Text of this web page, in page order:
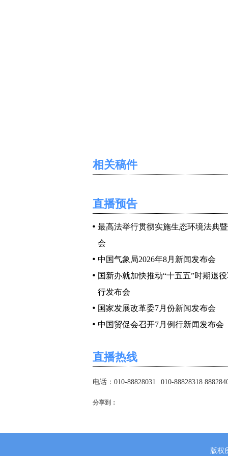
相关稿件
直播预告
最高法举行贯彻实施生态环境法典
会
中国气象局2026年8月新闻发布会
国新办就加快推动“十五五”时期退
行发布会
国家发展改革委7月份新闻发布会
中国贸促会召开7月例行新闻发布会
直播热线
电话：010-88828031 010-88828318
分享到：
版权